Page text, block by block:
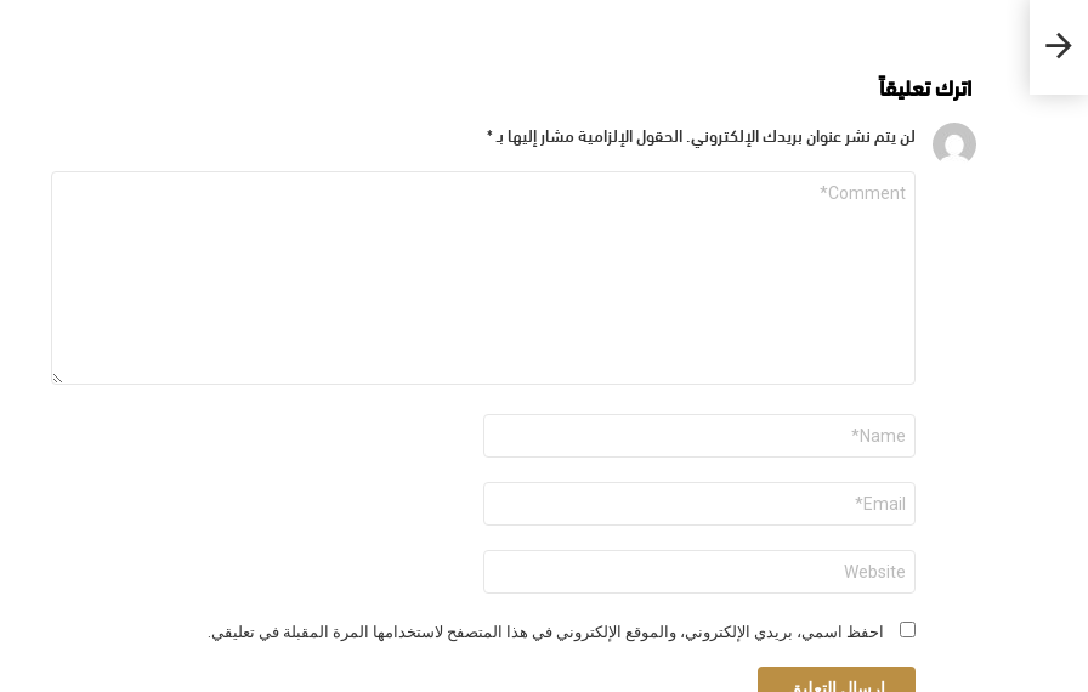
اترك تعليقاً
لن يتم نشر عنوان بريدك الإلكتروني. الحقول الإلزامية مشار إليها بـ *
التعليق
الاسم
البريد
الإلكتروني
*
الموقع
الإلكتروني
احفظ اسمي، بريدي الإلكتروني، والموقع الإلكتروني في هذا المتصفح لاستخدامها المرة المقبلة في تعليقي.